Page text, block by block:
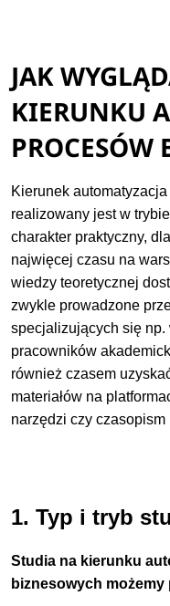
JAK
KIERUNKU
PROCESÓW
Kierunek
realizowany jest w
charakter praktyczny,
najwięcej czasu na
wiedzy teoretycznej
zwykle prowadzone
specjalizujących się np.
pracowników
również czasem
materiałów na
narzędzi czy czasopism
1. Typ i tryb
Studia na kierunku
biznesowych możemy